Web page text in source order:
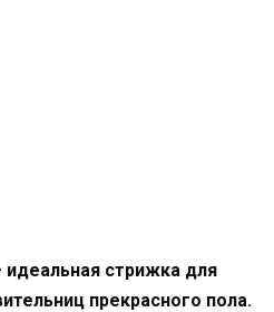
идеальная стрижка для
прекрасного пола.